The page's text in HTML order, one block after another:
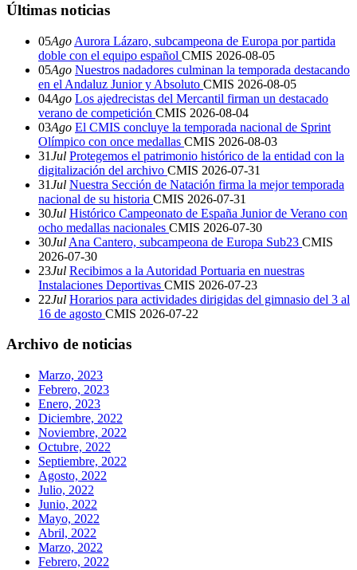
Últimas noticias
05Ago Aurora Lázaro, subcampeona de Europa por partida
doble con el equipo español CMIS 2026-08-05
05Ago Nuestros nadadores culminan la temporada destacando
en el Andaluz Junior y Absoluto CMIS 2026-08-05
04Ago Los ajedrecistas del Mercantil firman un destacado
verano de competición CMIS 2026-08-04
03Ago El CMIS concluye la temporada nacional de Sprint
Olímpico con once medallas CMIS 2026-08-03
31Jul Protegemos el patrimonio histórico de la entidad con la
digitalización del archivo CMIS 2026-07-31
31Jul Nuestra Sección de Natación firma la mejor temporada
nacional de su historia CMIS 2026-07-31
30Jul Histórico Campeonato de España Junior de Verano con
ocho medallas nacionales CMIS 2026-07-30
30Jul Ana Cantero, subcampeona de Europa Sub23 CMIS
2026-07-30
23Jul Recibimos a la Autoridad Portuaria en nuestras
Instalaciones Deportivas CMIS 2026-07-23
22Jul Horarios para actividades dirigidas del gimnasio del 3 al
16 de agosto CMIS 2026-07-22
Archivo de noticias
Marzo, 2023
Febrero, 2023
Enero, 2023
Diciembre, 2022
Noviembre, 2022
Octubre, 2022
Septiembre, 2022
Agosto, 2022
Julio, 2022
Junio, 2022
Mayo, 2022
Abril, 2022
Marzo, 2022
Febrero, 2022